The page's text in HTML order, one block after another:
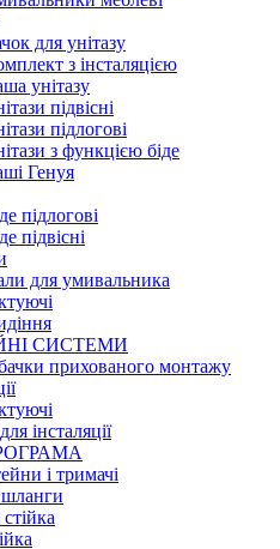
для унітазу
з інсталяцією
унітазу
підвісні
підлогові
з функцією біде
Генуя
підлогові
підвісні
для умивальника
СИСТЕМИ
прихованого монтажу
інсталяції
і тримачі